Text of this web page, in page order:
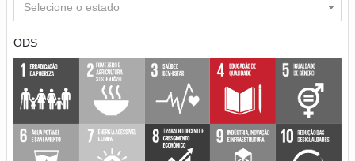
Selecione o estado
ODS